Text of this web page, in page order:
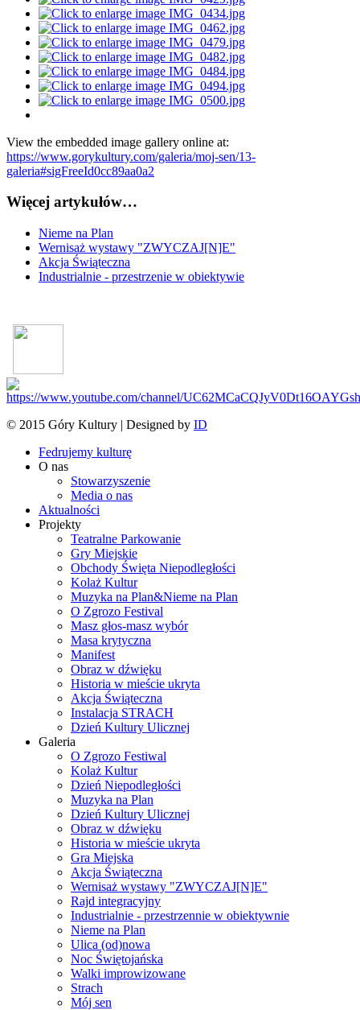
View the embedded image gallery online at:
https://www.gorykultury.com/galeria/moj-sen/13-
galeria#sigFreeId0cc89aa0a2
Więcej artykułów…
Nieme na Plan
Wernisaż wystawy "ZWYCZAJ[N]E"
Akcja Świąteczna
Industrialnie - przestrzenie w obiektywie
© 2015 Góry Kultury | Designed by ID
Fedrujemy kulturę
O nas
Stowarzyszenie
Media o nas
Aktualności
Projekty
Teatralne Parkowanie
Gry Miejskie
Obchody Święta Niepodległości
Kolaż Kultur
Muzyka na Plan&Nieme na Plan
O Zgrozo Festival
Masz głos-masz wybór
Masa krytyczna
Manifest
Obraz w dźwięku
Historia w mieście ukryta
Akcja Świąteczna
Instalacja STRACH
Dzień Kultury Ulicznej
Galeria
O Zgrozo Festiwal
Kolaż Kultur
Dzień Niepodległości
Muzyka na Plan
Dzień Kultury Ulicznej
Obraz w dźwięku
Historia w mieście ukryta
Gra Miejska
Akcja Świąteczna
Wernisaż wystawy "ZWYCZAJ[N]E"
Rajd integracyjny
Industrialnie - przestrzennie w obiektywnie
Nieme na Plan
Ulica (od)nowa
Noc Świętojańska
Walki improwizowane
Strach
Mój sen